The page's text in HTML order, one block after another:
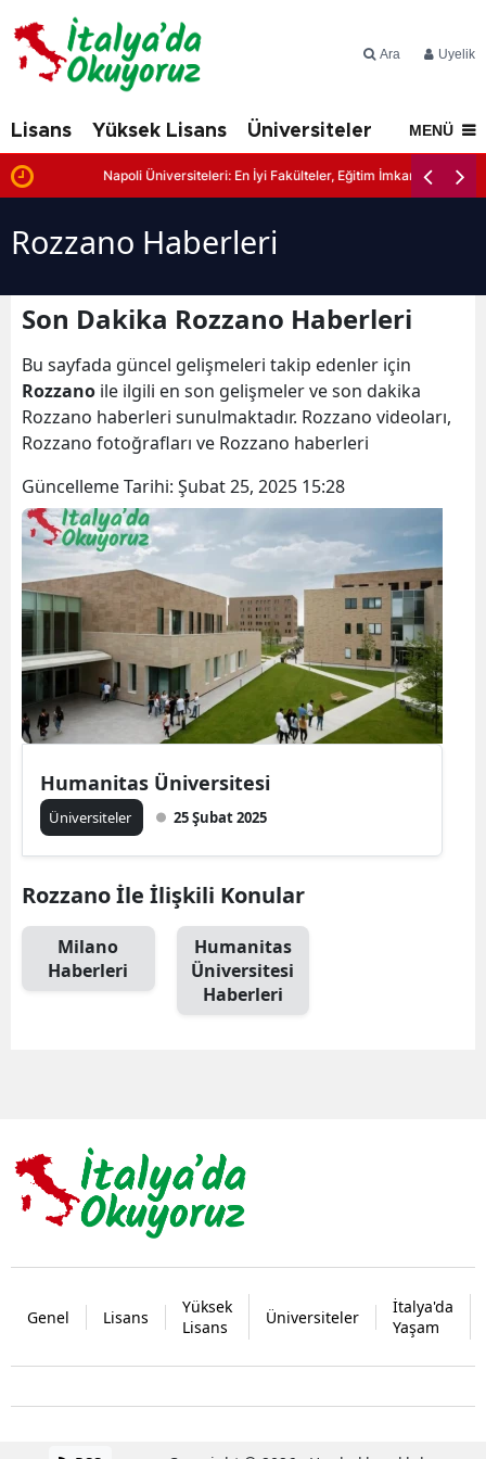
Ara Üyelik
Lisans Yüksek Lisans Üniversiteler İtalya'da
MENÜ
Napoli Üniversiteleri: En İyi Fakülteler, Eğitim İmkanları ve
Rozzano Haberleri
Son Dakika Rozzano Haberleri
Bu sayfada güncel gelişmeleri takip edenler için
Rozzano ile ilgili en son gelişmeler ve son dakika
Rozzano haberleri sunulmaktadır. Rozzano videoları,
Rozzano fotoğrafları ve Rozzano haberleri
Güncelleme Tarihi: Şubat 25, 2025 15:28
Humanitas Üniversitesi
Üniversiteler 25 Şubat 2025
Rozzano İle İlişkili Konular
Milano
Haberleri
Humanitas
Üniversitesi
Haberleri
Genel Lisans
Yüksek
Lisans
Üniversiteler
İtalya'da
Yaşam